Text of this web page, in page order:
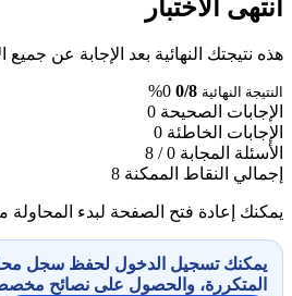
انتهى الاختبار
هذه نتيجتك النهائية بعد الإجابة عن جميع
النتيجة النهائية 0/8
0%
الإجابات الصحيحة 0
الإجابات الخاطئة 0
الأسئلة المجابة 0 / 8
إجمالي النقاط الممكنة 8
يمكنك إعادة فتح الصفحة لبدء المحاولة
يمكنك تسجيل الدخول لحفظ سجل
المتكررة، والحصول على نصائح